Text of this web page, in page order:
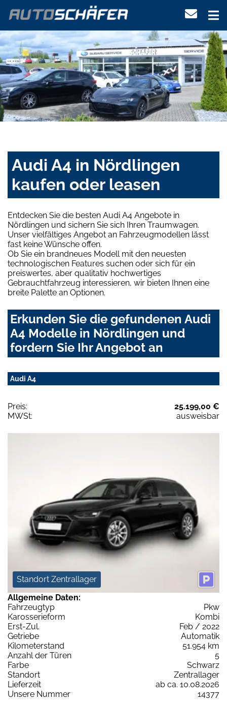
Audi A4 in Nördlingen
kaufen oder leasen
Entdecken Sie die besten Audi A4 Angebote in
Nördlingen und sichern Sie sich Ihren Traumwagen.
Unser vielfältiges Angebot an Fahrzeugmodellen lässt
fast keine Wünsche offen.
Ob Sie ein brandneues Modell mit den neuesten
technologischen Features suchen oder sich für ein
preiswertes, aber qualitativ hochwertiges
Gebrauchtfahrzeug interessieren, wir bieten Ihnen eine
breite Palette an Optionen.
Erkunden Sie die gefundenen Audi
A4 Modelle in Nördlingen und
fordern Sie Ihr Angebot an
Audi A4
Preis:
25.199,00 €
MWSt:
ausweisbar
Standort Zentrallager
Allgemeine Daten:
Fahrzeugtyp
Pkw
Karosserieform
Kombi
Erst-Zul.
Feb / 2022
Getriebe
Automatik
Kilometerstand
51.954 km
Anzahl der Türen
5
Farbe
Schwarz
Standort
Zentrallager
Lieferzeit
ab ca. 10.08.2026
Unsere Nummer
14377